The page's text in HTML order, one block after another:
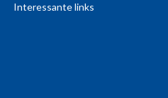
Interessante links